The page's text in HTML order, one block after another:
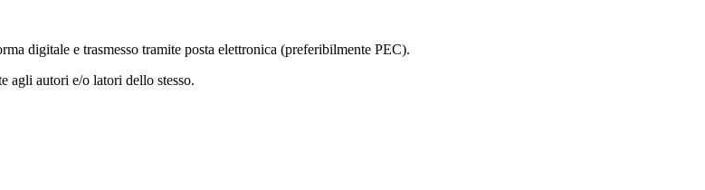
digitale e trasmesso tramite posta elettronica (preferibilmente PEC).
agli autori e/o latori dello stesso.